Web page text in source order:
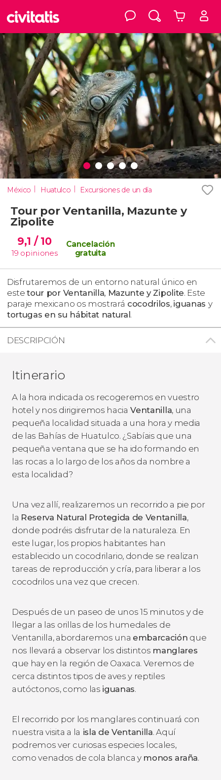
México Huatulco Excursiones de un día
Tour por Ventanilla, Mazunte y
Zipolite
9,1 / 10
19 opiniones
Cancelación
gratuita
Disfrutaremos de un entorno natural único en
estetour por Ventanilla, Mazunte y Zipolite. Este
paraje mexicano os mostrará cocodrilos, iguanas y
tortugas en su hábitat natural.
DESCRIPCIÓN
Itinerario
A la hora indicada os recogeremos en vuestro
hotel y nos dirigiremos hacia Ventanilla, una
pequeña localidad situada a una hora y media
de las Bahías de Huatulco. ¿Sabíais que una
pequeña ventana que se ha ido formando en
las rocas a lo largo de los años da nombre a
esta localidad?
Una vez allí, realizaremos un recorrido a pie por
la Reserva Natural Protegida de Ventanilla,
donde podréis disfrutar de la naturaleza. En
este lugar, los propios habitantes han
establecido un cocodrilario, donde se realizan
tareas de reproducción y cría, para liberar a los
cocodrilos una vez que crecen.
Después de un paseo de unos 15 minutos y de
llegar a las orillas de los humedales de
Ventanilla, abordaremos una embarcación que
nos llevará a observar los distintos manglares
que hay en la región de Oaxaca. Veremos de
cerca distintos tipos de aves y reptiles
autóctonos, como las iguanas.
El recorrido por los manglares continuará con
nuestra visita a la isla de Ventanilla. Aquí
podremos ver curiosas especies locales,
como venados de cola blanca y monos araña.